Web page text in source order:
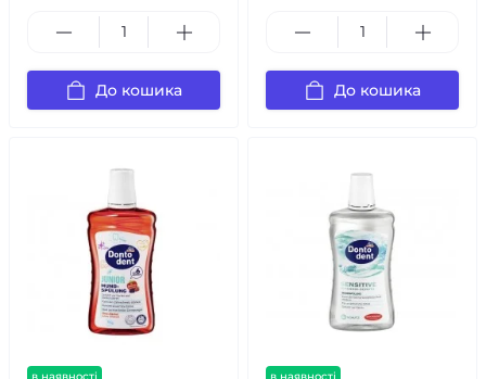
До кошика До кошика